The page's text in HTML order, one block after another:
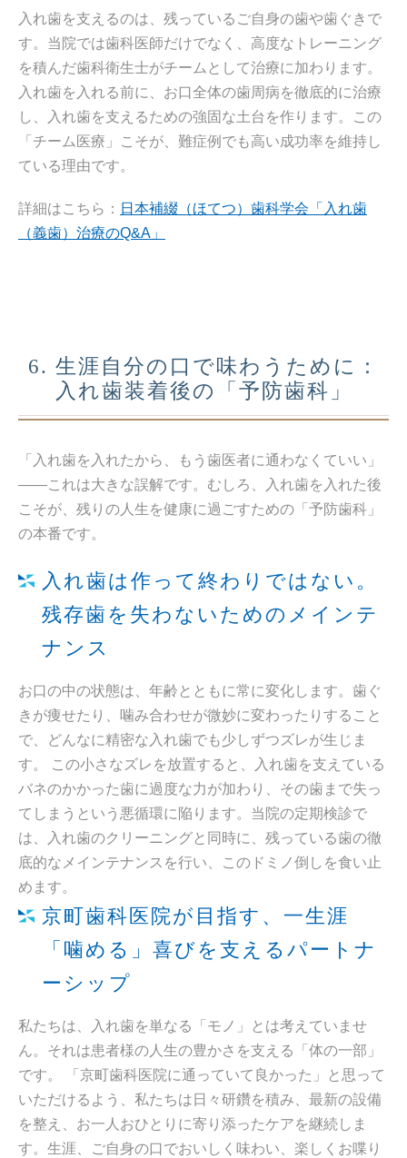
入れ歯を支えるのは、残っているご自身の歯や歯ぐきで
す。当院では歯科医師だけでなく、高度なトレーニング
を積んだ歯科衛生士がチームとして治療に加わります。
入れ歯を入れる前に、お口全体の歯周病を徹底的に治療
し、入れ歯を支えるための強固な土台を作ります。この
「チーム医療」こそが、難症例でも高い成功率を維持し
ている理由です。
詳細はこちら： 日本補綴（ほてつ）歯科学会「入れ歯
（義歯）治療のQ&A」
6. 生涯自分の口で味わうために：
入れ歯装着後の「予防歯科」
「入れ歯を入れたから、もう歯医者に通わなくていい」
——これは大きな誤解です。むしろ、入れ歯を入れた後
こそが、残りの人生を健康に過ごすための「予防歯科」
の本番です。
入れ歯は作って終わりではない。
残存歯を失わないためのメインテ
ナンス
お口の中の状態は、年齢とともに常に変化します。歯ぐ
きが痩せたり、噛み合わせが微妙に変わったりすること
で、どんなに精密な入れ歯でも少しずつズレが生じま
す。 この小さなズレを放置すると、入れ歯を支えている
バネのかかった歯に過度な力が加わり、その歯まで失っ
てしまうという悪循環に陥ります。当院の定期検診で
は、入れ歯のクリーニングと同時に、残っている歯の徹
底的なメインテナンスを行い、このドミノ倒しを食い止
めます。
京町歯科医院が目指す、一生涯
「噛める」喜びを支えるパートナ
ーシップ
私たちは、入れ歯を単なる「モノ」とは考えていませ
ん。それは患者様の人生の豊かさを支える「体の一部」
です。 「京町歯科医院に通っていて良かった」と思って
いただけるよう、私たちは日々研鑽を積み、最新の設備
を整え、お一人おひとりに寄り添ったケアを継続しま
す。生涯、ご自身の口でおいしく味わい、楽しくお喋り